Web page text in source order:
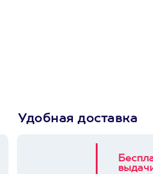
Удобная доставка